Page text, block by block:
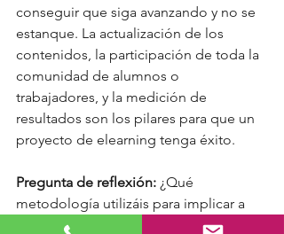
conseguir que siga avanzando y no se
estanque. La actualización de los
contenidos, la participación de toda la
comunidad de alumnos o
trabajadores, y la medición de
resultados son los pilares para que un
proyecto de elearning tenga éxito.
Pregunta de reflexión: ¿Qué
metodología utilizáis para implicar a
vuestros empleados en los proyectos